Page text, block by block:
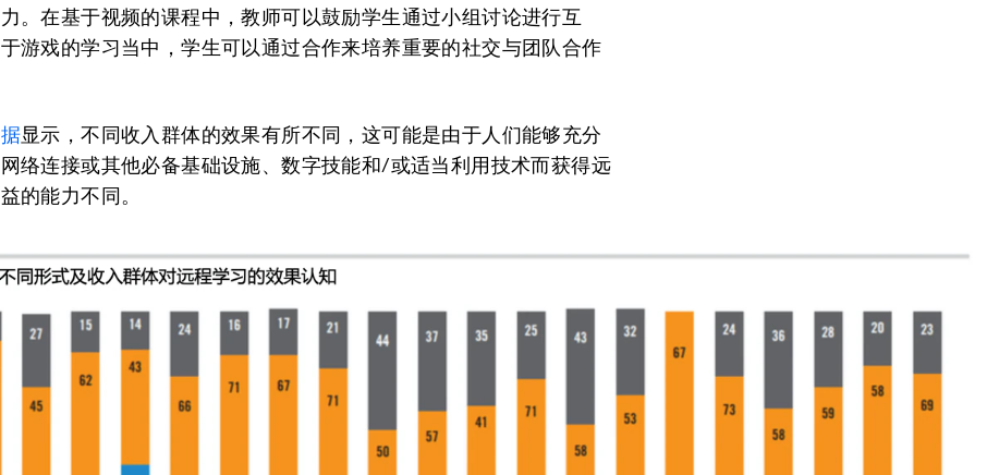
。在基于视频的课程中，教师可以鼓励学生通过小组讨论进行互
游戏的学习当中，学生可以通过合作来培养重要的社交与团队合作
显示，不同收入群体的效果有所不同，这可能是由于人们能够充分
络连接或其他必备基础设施、数字技能和/或适当利用技术而获得远
的能力不同。